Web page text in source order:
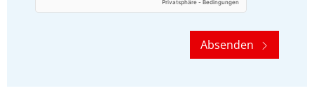
Absenden